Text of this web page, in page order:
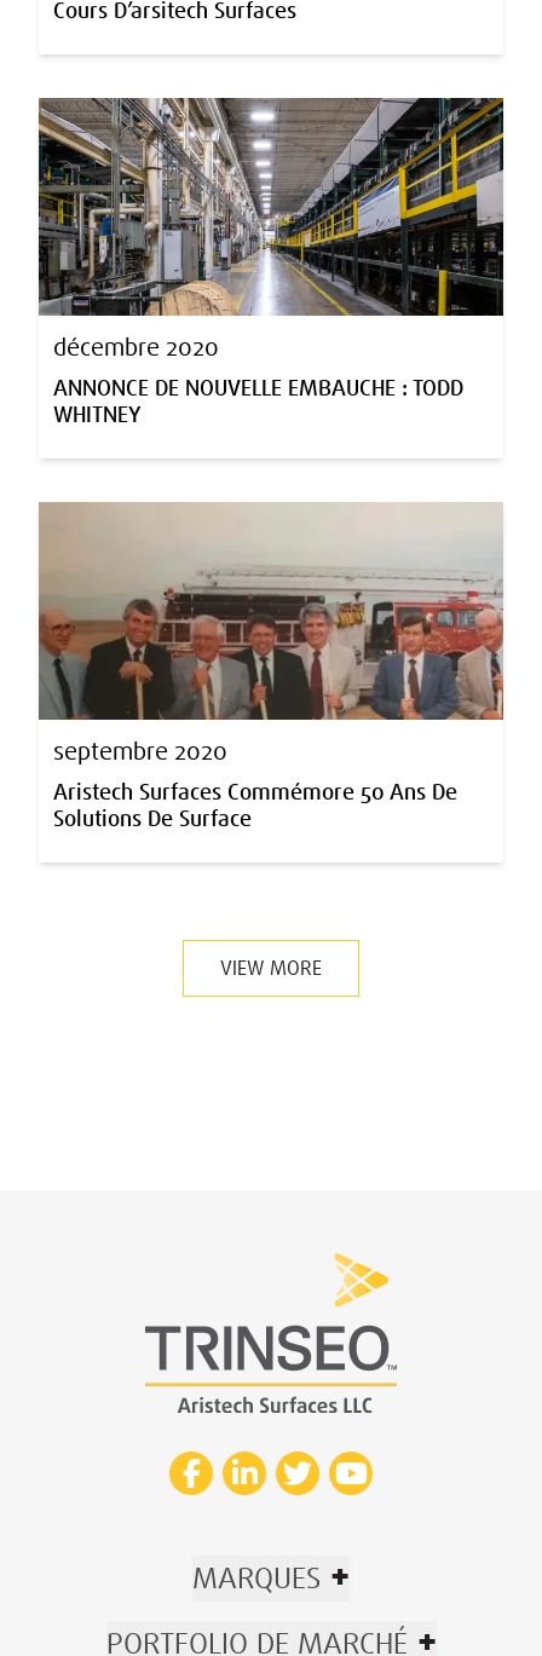
Cours D’arsitech Surfaces
décembre 2020
ANNONCE DE NOUVELLE EMBAUCHE : TODD
WHITNEY
septembre 2020
Aristech Surfaces Commémore 50 Ans De
Solutions De Surface
VIEW MORE
MARQUES +
PORTFOLIO DE MARCHÉ +